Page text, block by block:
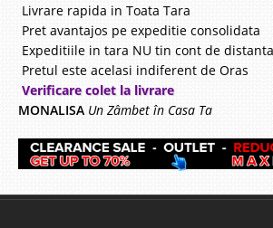
Livrare rapida in Toata Tara
Pret avantajos pe expeditie consolidata
Expeditiile in tara NU tin cont de distanta
Pretul este acelasi indiferent de Oras
Verificare colet la livrare
MONALISA Un Zâmbet în Casa Ta